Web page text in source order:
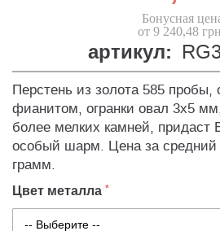
Бонусная
от 9 240,48
артикул:
Перстень из золота 585 пробы,
фианитом, огранки овал 3х5
более мелких камней, придаст
особый шарм. Цена за средний
грамм.
Цвет металла